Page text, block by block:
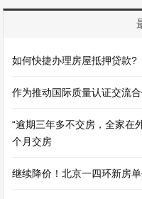
如何快捷办理房屋抵押贷款?
作为推动国际质量认证交流
“逾期三年多不交房，全家在
个月交房
继续降价！北京一四环新房